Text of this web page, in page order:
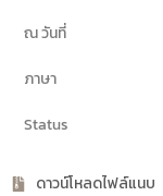
ณ วันที่
ภาษา
Status
ดาวน์โหลดไฟล์แนบ